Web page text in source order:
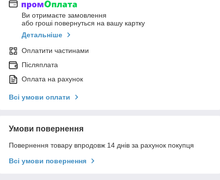
Ви отримаєте замовлення
або гроші повернуться на вашу картку
Детальніше
Оплатити частинами
Післяплата
Оплата на рахунок
Всі умови оплати
Умови повернення
Повернення товару впродовж 14 днів за рахунок покупця
Всі умови повернення